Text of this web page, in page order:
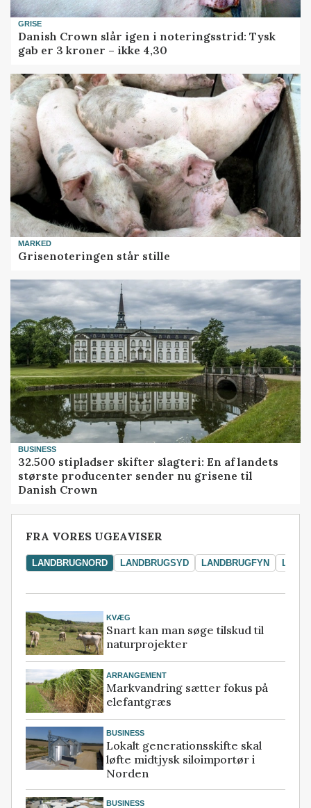
GRISE
Danish Crown slår igen i noteringsstrid: Tysk
gab er 3 kroner – ikke 4,30
MARKED
Grisenoteringen står stille
BUSINESS
32.500 stipladser skifter slagteri: En af landets
største producenter sender nu grisene til
Danish Crown
FRA VORES UGEAVISER
LANDBRUGNORD LANDBRUGSYD LANDBRUGFYN
KVÆG
Snart kan man søge tilskud til
naturprojekter
ARRANGEMENT
Markvandring sætter fokus på
elefantgræs
BUSINESS
Lokalt generationsskifte skal
løfte midtjysk siloimportør i
Norden
BUSINESS